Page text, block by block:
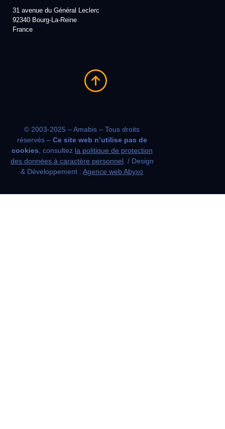
31 avenue du Général Leclerc
92340 Bourg-La-Reine
France
© 2003-2025 – Amabis – Tous droits
réservés – Ce site web n’utilise pas de
cookies , consultez la politique de protection
des données à caractère personnel. / Design
& Développement :Agence web Abyxo